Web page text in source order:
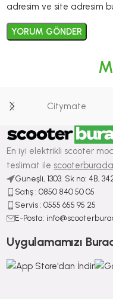
adresim ve site adresim
Citymate
En iyi elektrikli scooter
teslimat ile
Güneşli, 1303. Sk no: 4B,
Satış : ⁠0850 840 50 05
Servis : 0555 655 95 25
E-Posta:
Uygulamamızı